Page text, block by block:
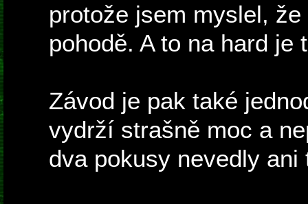
protože jsem myslel,
pohodě. A to na hard je
Závod je pak také
vydrží strašně moc a
dva pokusy nevedly